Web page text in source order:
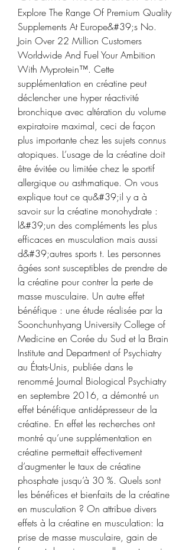
Explore The Range Of Premium Quality
Supplements At Europe&#39;s No.
Join Over 22 Million Customers
Worldwide And Fuel Your Ambition
With Myprotein™. Cette
supplémentation en créatine peut
déclencher une hyper réactivité
bronchique avec altération du volume
expiratoire maximal, ceci de façon
plus importante chez les sujets connus
atopiques. L’usage de la créatine doit
être évitée ou limitée chez le sportif
allergique ou asthmatique. On vous
explique tout ce qu&#39;il y a à
savoir sur la créatine monohydrate :
l&#39;un des compléments les plus
efficaces en musculation mais aussi
d&#39;autres sports t. Les personnes
âgées sont susceptibles de prendre de
la créatine pour contrer la perte de
masse musculaire. Un autre effet
bénéfique : une étude réalisée par la
Soonchunhyang University College of
Medicine en Corée du Sud et la Brain
Institute and Department of Psychiatry
au États-Unis, publiée dans le
renommé Journal Biological Psychiatry
en septembre 2016, a démontré un
effet bénéfique antidépresseur de la
créatine. En effet les recherches ont
montré qu’une supplémentation en
créatine permettait effectivement
d’augmenter le taux de créatine
phosphate jusqu’à 30 %. Quels sont
les bénéfices et bienfaits de la créatine
en musculation ? On attribue divers
effets à la créatine en musculation: la
prise de masse musculaire, gain de